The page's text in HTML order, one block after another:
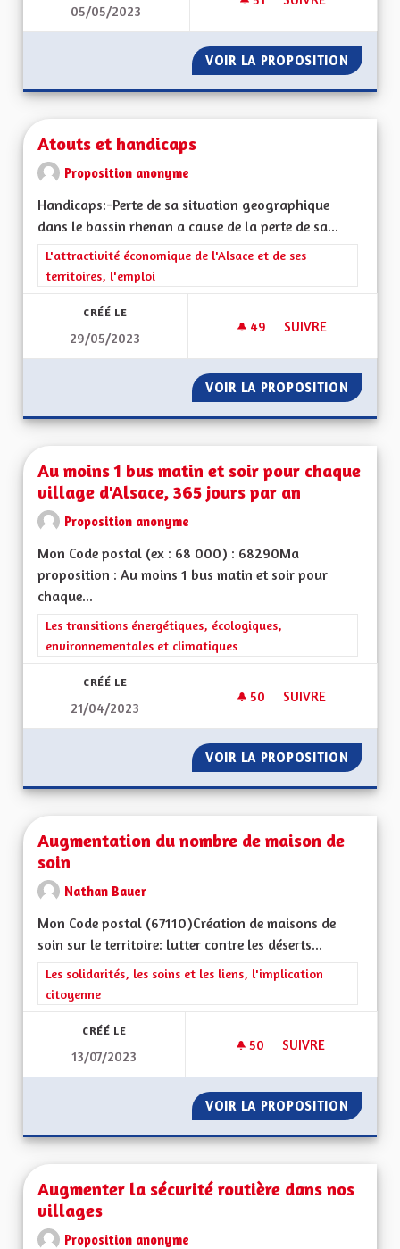
05/05/2023
VOIR LA PROPOSITION
Atouts et handicaps
Proposition anonyme
Handicaps:-Perte de sa situation geographique
dans le bassin rhenan a cause de la perte de sa...
Filtrer les résultats de la catégorie : L'attractivité
L'attractivité économique de l'Alsace et de ses
territoires, l'emploi
CRÉÉ LE
29/05/2023
49 49 ABONNÉS
SUIVRE
VOIR LA PROPOSITION
Au moins 1 bus matin et soir pour chaque
village d'Alsace, 365 jours par an
Proposition anonyme
Mon Code postal (ex : 68 000) : 68290Ma
proposition : Au moins 1 bus matin et soir pour
chaque...
Filtrer les résultats de la catégorie : Les transitions
Les transitions énergétiques, écologiques,
environnementales et climatiques
CRÉÉ LE
21/04/2023
50 50 ABONNÉS
SUIVRE
VOIR LA PROPOSITION AU
Augmentation du nombre de maison de
soin
Nathan Bauer
Mon Code postal (67110) Création de maisons de
soin sur le territoire: lutter contre les déserts...
Filtrer les résultats de la catégorie : Les solidarités, les soins
Les solidarités, les soins et les liens, l'implication
citoyenne
CRÉÉ LE
13/07/2023
50 50 ABONNÉS
SUIVRE
VOIR LA PROPOSITION
Augmenter la sécurité routière dans nos
villages
Proposition anonyme